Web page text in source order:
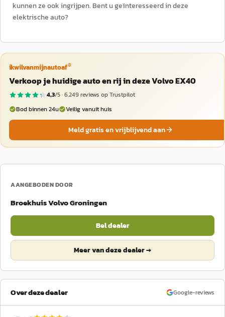
kunnen ze ook ingrijpen. Bent u geïnteresseerd in deze
elektrische auto?
ikwilvanmijnautoaf®
Verkoop je huidige auto en rij in deze Volvo EX40
4,3/5 ·6.249reviews op Trustpilot
Bod binnen 24u
Veilig vanuit huis
Meld gratis en vrijblijvend aan
AANGEBODEN DOOR
Broekhuis Volvo Groningen
Bel dealer
Meer van deze dealer →
Over deze dealer Google-reviews